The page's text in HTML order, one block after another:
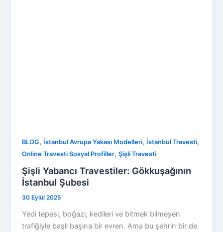
BLOG, İstanbul Avrupa Yakası Modelleri, İstanbul Travesti,
Online Travesti Sosyal Profiller,Şişli Travesti
Şişli Yabancı Travestiler: Gökkuşağının
İstanbul Şubesi
30 Eylül 2025
Yedi tepesi, boğazı, kedileri ve bitmek bilmeyen
trafiğiyle başlı başına bir evren. Ama bu şehrin bir de